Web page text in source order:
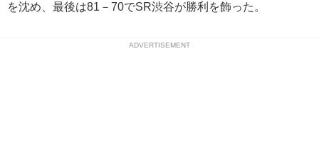
を沈め、最後は81－70でSR渋谷が勝利を飾った。
ADVERTISEMENT